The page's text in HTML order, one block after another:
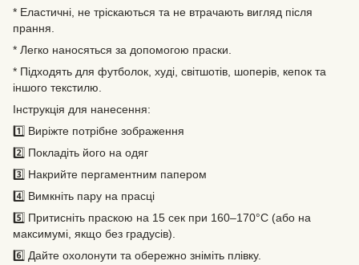
* Еластичні, не тріскаються та не втрачають вигляд після
прання.
* Легко наносяться за допомогою праски.
* Підходять для футболок, худі, світшотів, шоперів, кепок та
іншого текстилю.
Інструкція для нанесення:
1️⃣ Виріжте потрібне зображення
2️⃣ Покладіть його на одяг
3️⃣ Накрийте пергаментним папером
4️⃣ Вимкніть пару на прасці
5️⃣ Притисніть праскою на 15 сек при 160–170°C (або на
максимумі, якщо без градусів).
6️⃣ Дайте охолонути та обережно зніміть плівку.